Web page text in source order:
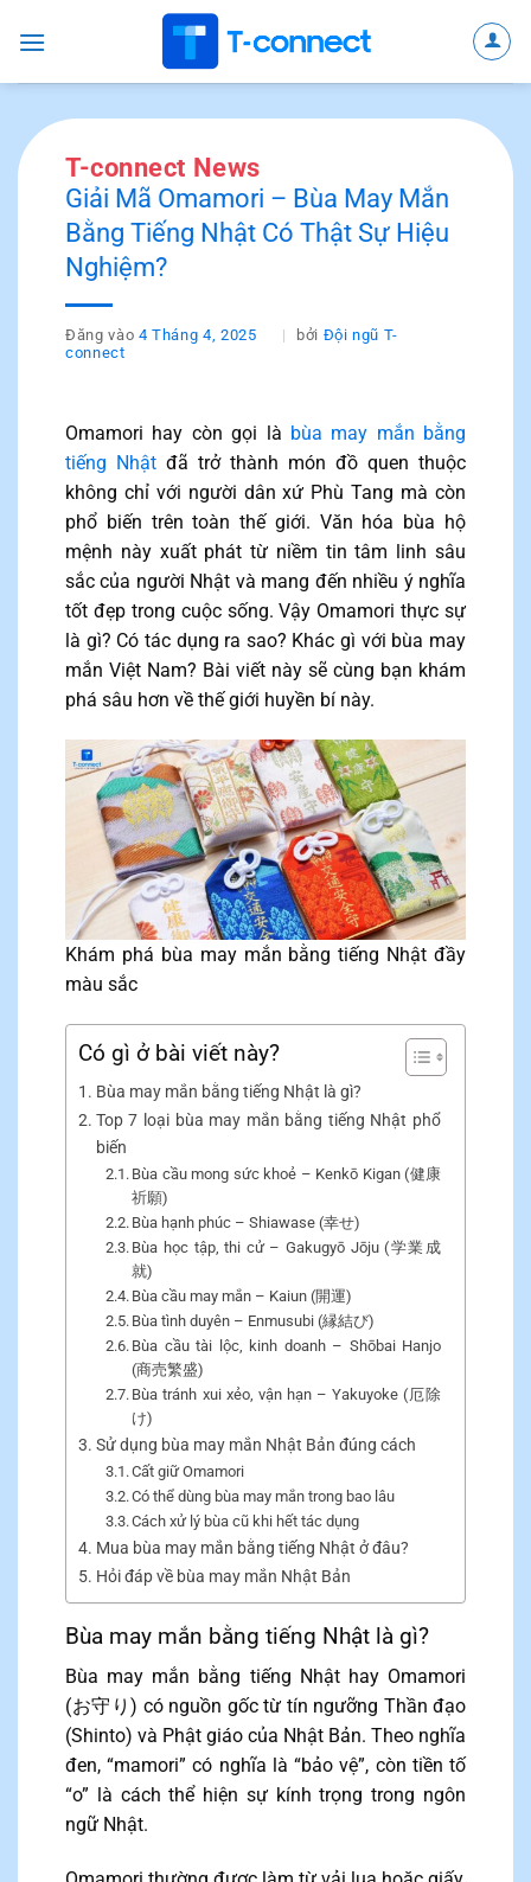
qua
T-connect News
Giải Mã Omamori – Bùa May Mắn
Bằng Tiếng Nhật Có Thật Sự Hiệu
Nghiệm?
Đăng vào 4 Tháng 4, 2025 bởi Đội ngũ T-
connect
Omamori hay còn gọi là bùa may mắn bằng
tiếng Nhật đã trở thành món đồ quen thuộc
không chỉ với người dân xứ Phù Tang mà còn
phổ biến trên toàn thế giới. Văn hóa bùa hộ
mệnh này xuất phát từ niềm tin tâm linh sâu
sắc của người Nhật và mang đến nhiều ý nghĩa
tốt đẹp trong cuộc sống. Vậy Omamori thực sự
là gì? Có tác dụng ra sao? Khác gì với bùa may
mắn Việt Nam? Bài viết này sẽ cùng bạn khám
phá sâu hơn về thế giới huyền bí này.
Khám phá bùa may mắn bằng tiếng Nhật đầy
màu sắc
Có gì ở bài viết này?
Bùa may mắn bằng tiếng Nhật là gì?
Top 7 loại bùa may mắn bằng tiếng Nhật phổ
biến
Bùa cầu mong sức khoẻ – Kenkō Kigan (健康
祈願)
Bùa hạnh phúc – Shiawase (幸せ)
Bùa học tập, thi cử – Gakugyō Jōju (学業成
就)
Bùa cầu may mắn – Kaiun (開運)
Bùa tình duyên – Enmusubi (縁結び)
Bùa cầu tài lộc, kinh doanh – Shōbai Hanjo
(商売繁盛)
Bùa tránh xui xẻo, vận hạn – Yakuyoke (厄除
け)
Sử dụng bùa may mắn Nhật Bản đúng cách
Cất giữ Omamori
Có thể dùng bùa may mắn trong bao lâu
Cách xử lý bùa cũ khi hết tác dụng
Mua bùa may mắn bằng tiếng Nhật ở đâu?
Hỏi đáp về bùa may mắn Nhật Bản
Bùa may mắn bằng tiếng Nhật là gì?
Bùa may mắn bằng tiếng Nhật hay Omamori
(お守り) có nguồn gốc từ tín ngưỡng Thần đạo
(Shinto) và Phật giáo của Nhật Bản. Theo nghĩa
đen, “mamori” có nghĩa là “bảo vệ”, còn tiền tố
“o” là cách thể hiện sự kính trọng trong ngôn
ngữ Nhật.